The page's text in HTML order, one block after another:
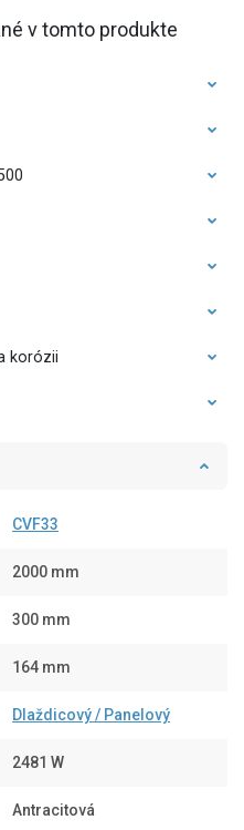
v tomto produkte
korózii
CVF33
2000 mm
300 mm
164 mm
Dlaždicový / Panelový
2481 W
Antracitová